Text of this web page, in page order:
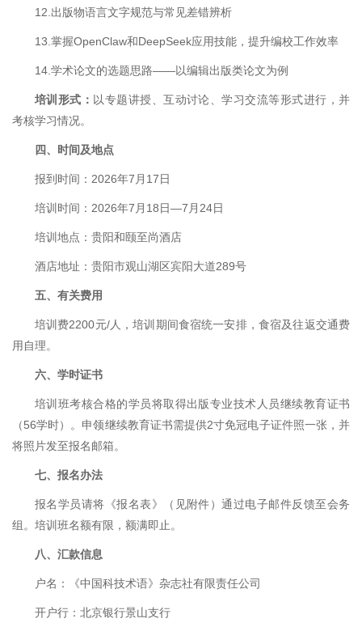
12.出版物语言文字规范与常见差错辨析
13.掌握OpenClaw和DeepSeek应用技能，提升编校工作效率
14.学术论文的选题思路——以编辑出版类论文为例
培训形式： 以专题讲授、互动讨论、学习交流等形式进行，并
考核学习情况。
四、时间及地点
报到时间：2026年7月17日
培训时间：2026年7月18日—7月24日
培训地点：贵阳和颐至尚酒店
酒店地址：贵阳市观山湖区宾阳大道289号
五、有关费用
培训费2200元/人，培训期间食宿统一安排，食宿及往返交通费
用自理。
六、学时证书
培训班考核合格的学员将取得出版专业技术人员继续教育证书
（56学时）。申领继续教育证书需提供2寸免冠电子证件照一张，并
将照片发至报名邮箱。
七、报名办法
报名学员请将《报名表》（见附件）通过电子邮件反馈至会务
组。培训班名额有限，额满即止。
八、汇款信息
户名：《中国科技术语》杂志社有限责任公司
开户行：北京银行景山支行